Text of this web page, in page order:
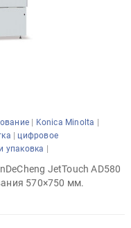
| Konica Minolta |
| цифровое
упаковка |
JetTouch AD580
570×750 мм.